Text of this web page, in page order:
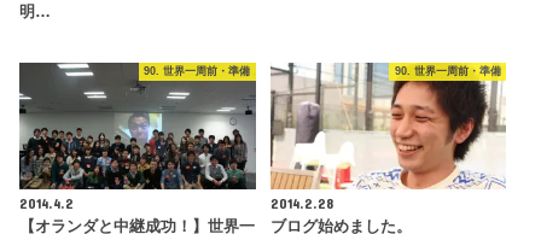
明…
90. 世界一周前・準備
2014.4.2
【オランダと中継成功！】世界一
90. 世界一周前・準備
2014.2.28
ブログ始めました。